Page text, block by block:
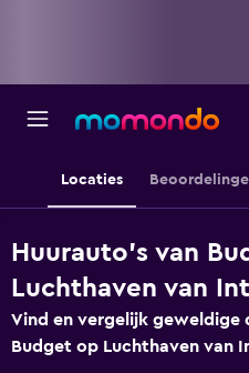
Locaties
Huurauto's van
Luchthaven van
Vind en vergelijk geweldige
Budget op Luchthaven van